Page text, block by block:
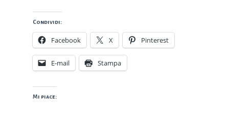
Condividi:
Facebook X Pinterest
E-mail Stampa
Mi piace: